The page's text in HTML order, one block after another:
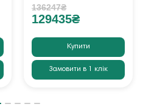
136247₴
129435₴
Купити
Замовити в 1 клік